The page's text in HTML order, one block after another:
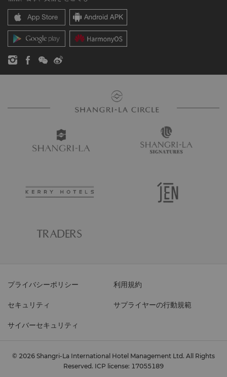
SLCに関するお問い合わせ
シャングリ・ラ センター
レジデンス
お問い合わせ
企業の社会的責任
ニュース
プライバシーポリシー 利用規約
セキュリティ サプライヤーの行動規範
サイバーセキュリティ
© 2026 Shangri-La International Hotel Management Ltd. All Rights
Reserved. ICP license: 17055189